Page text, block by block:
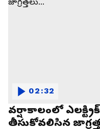
వర్షాకాలంలో
తీసుకోవలిసిన
02:32